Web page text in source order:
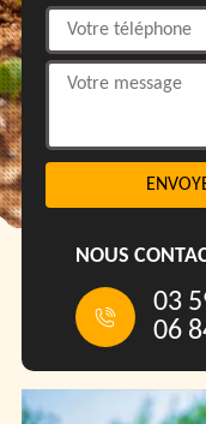
NOUS
03
06